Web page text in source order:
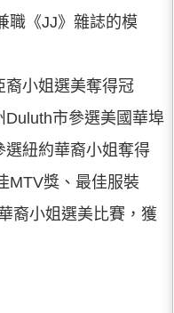
職《JJ》雜誌的模
裔小姐選美奪得冠
市參選美國華埠
紐約華裔小姐奪得
MTV獎、最佳服裝
裔小姐選美比賽，獲